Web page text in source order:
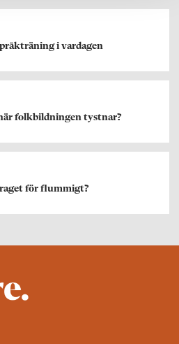
i vardagen
folkbildningen tystnar?
för flummigt?